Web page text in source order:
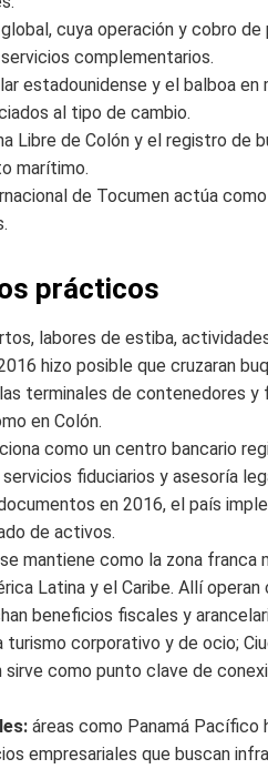
cuya operación y cobro de
complementarios.
estadounidense y el balboa en
al tipo de cambio.
Libre de Colón y el registro de
marítimo.
de Tocumen actúa
prácticos
labores de estiba,
hizo posible que cruzaran
terminales de contenedores
en Colón.
como un centro bancario
fiduciarios y asesoría
en 2016, el país
de activos.
mantiene como la zona franca
Latina y el Caribe. Allí operan
beneficios fiscales y
turismo corporativo y de ocio;
como punto clave de
áreas como Panamá Pacífico
empresariales que buscan